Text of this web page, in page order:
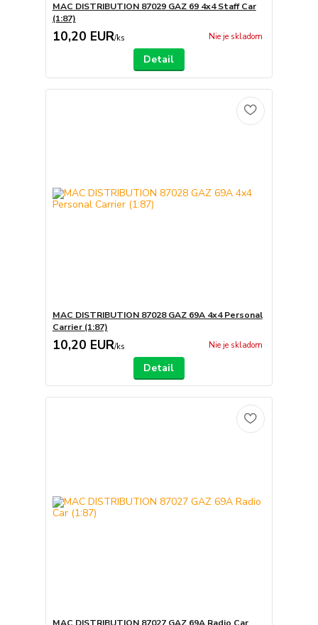
MAC DISTRIBUTION 87029 GAZ 69 4x4 Staff Car
(1:87)
10,20 EUR/ks Nie je skladom
Detail
MAC DISTRIBUTION 87028 GAZ 69A 4x4 Personal
Carrier (1:87)
10,20 EUR/ks Nie je skladom
Detail